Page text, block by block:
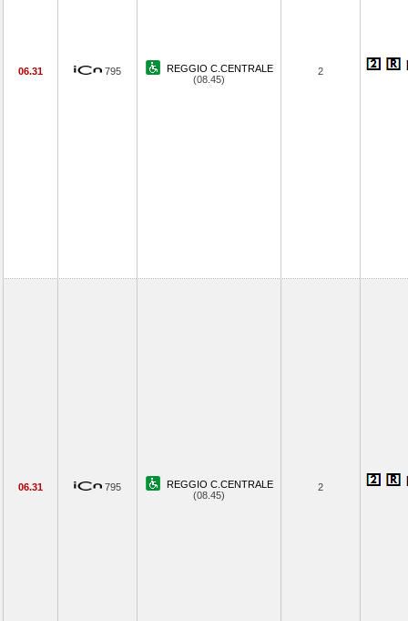
06.31 795
REGGIO C.CENTRALE
(08.45)
2
06.31 795
REGGIO C.CENTRALE
(08.45)
2